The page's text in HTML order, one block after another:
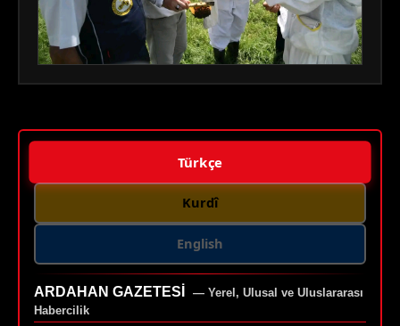
Türkçe
Kurdî
English
ARDAHAN GAZETESI
— Yerel, Ulusal ve Uluslararası
Habercilik